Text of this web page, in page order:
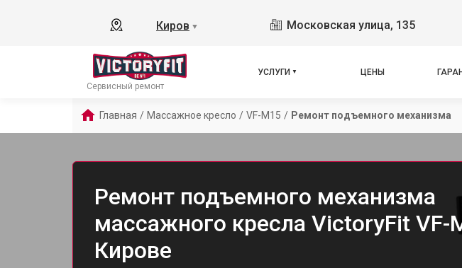
Киров ▼ Московская улица, 135
Сервисный ремонт
УСЛУГИ ЦЕНЫ
Главная / Массажное кресло / VF-M15 / Ремонт подъемного механизма
Ремонт подъемного механизма
массажного кресла VictoryFit VF-
Кирове